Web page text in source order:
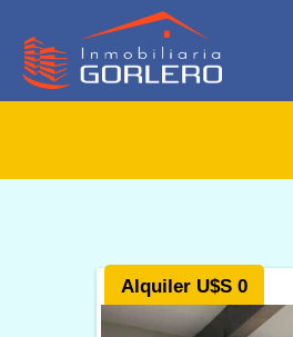
Alquiler U$S 0